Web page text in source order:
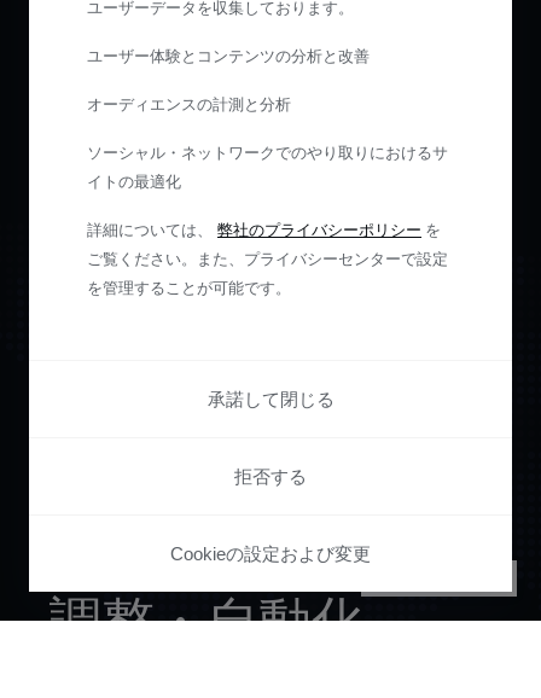
ユーザー
ジャーニー全体を
調整・自動化
ユーザーデータを収集しております。
ユーザー体験とコンテンツの分析と改善
オーディエンスの計測と分析
ソーシャル・ネットワークでのやり取りにおけるサ
イトの最適化
詳細については、 弊社のプライバシーポリシー を
ご覧ください。また、プライバシーセンターで設定
を管理することが可能です。
承諾して閉じる
拒否する
Cookieの設定および変更